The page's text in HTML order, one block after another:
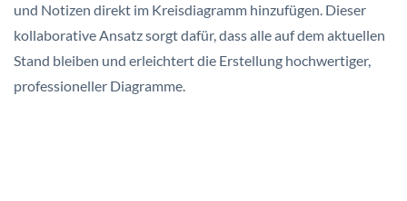
und Notizen direkt im Kreisdiagramm hinzufügen. Dieser
kollaborative Ansatz sorgt dafür, dass alle auf dem aktuellen
Stand bleiben und erleichtert die Erstellung hochwertiger,
professioneller Diagramme.